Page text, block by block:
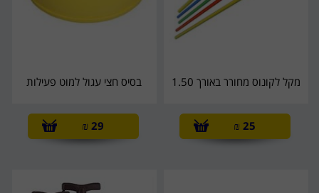
מקל לקונוס מחורר באורך 1.50
25
₪
בסיס חצי עגול למוט פעילות
29
₪